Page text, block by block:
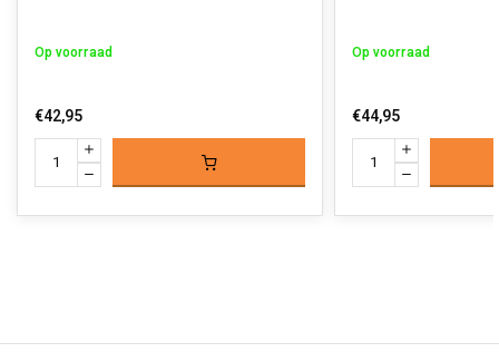
Op voorraad
€42,95
Op voorraad
€44,95